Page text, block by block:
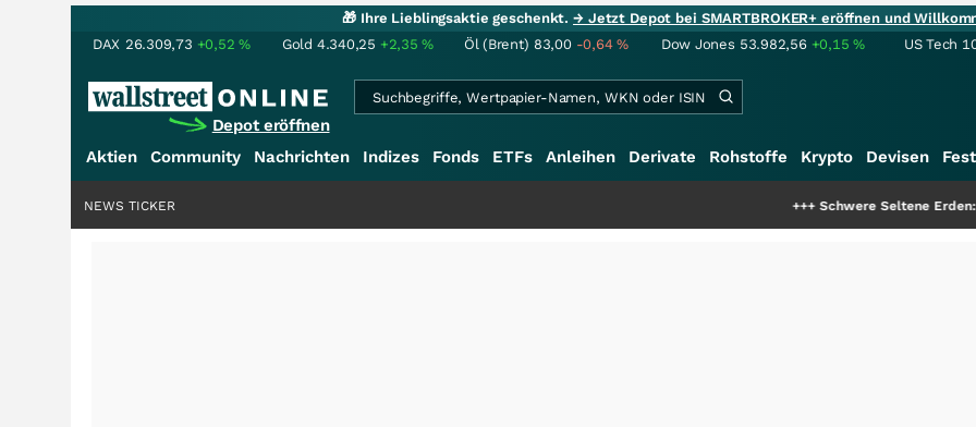
🎁 Ihre Lieblingsaktie geschenkt.→ Jetzt Depot bei SMARTBROKER+ eröffnen und
DAX 26.309,73 +0,52% Gold 4.340,25 +2,35% Öl (Brent) 83,00 -0,64% Dow Jones 53.982,56 +0,15% US Tech
Depot eröffnen
Aktien Community Nachrichten Indizes Fonds ETFs Anleihen Derivate Rohstoffe Krypto Devisen
Schwere Seltene Erden: Entsteht
NEWS TICKER